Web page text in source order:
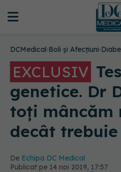
DCMedical›Boli și Afecțiuni›
EXCLUSIV
genetice. Dr
toți mâncăm
decât trebuie
De Echipa DC Medical
Publicat pe 14 noi 2019, 17:57